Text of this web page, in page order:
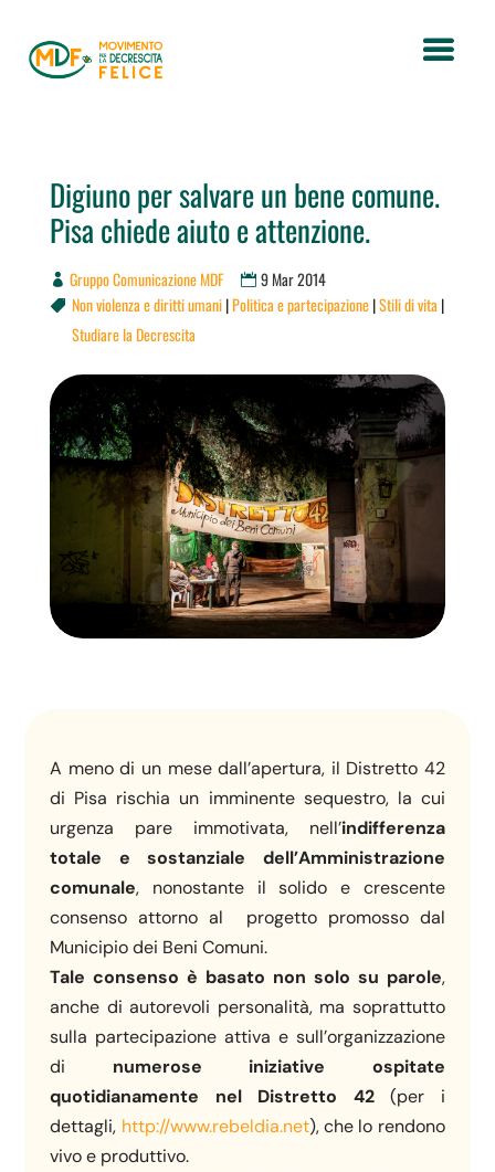
Digiuno per salvare un bene comune.
Pisa chiede aiuto e attenzione.
Gruppo Comunicazione MDF 9 Mar 2014
 Non violenza e diritti umani|Politica e partecipazione|Stili di vita |
Studiare la Decrescita
A meno di un mese dall’apertura, il Distretto 42
di Pisa rischia un imminente sequestro, la cui
urgenza pare immotivata, nell’indifferenza
totale e sostanziale dell’Amministrazione
comunale, nonostante il solido e crescente
consenso attorno al progetto promosso dal
Municipio dei Beni Comuni.
Tale consenso è basato non solo su parole,
anche di autorevoli personalità, ma soprattutto
sulla partecipazione attiva e sull’organizzazione
di numerose iniziative ospitate
quotidianamente nel Distretto 42(per i
dettagli, http://www.rebeldia.net), che lo rendono
vivo e produttivo.